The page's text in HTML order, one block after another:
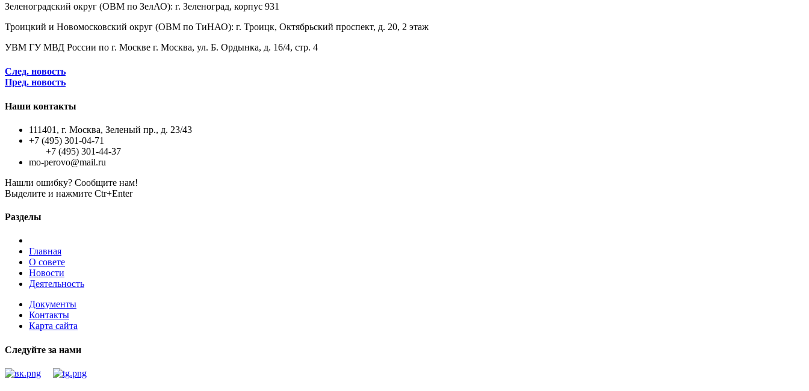
Зеленоградский округ (ОВМ по ЗелАО): г. Зеленоград, корпус 931
Троицкий и Новомосковский округ (ОВМ по ТиНАО): г. Троицк, Октябрьский проспект, д. 20, 2 этаж
УВМ ГУ МВД России по г. Москве г. Москва, ул. Б. Ордынка, д. 16/4, стр. 4
След. новость
Пред. новость
Наши контакты
111401, г. Москва, Зеленый пр., д. 23/43
+7 (495) 301-04-71
+7 (495) 301-44-37
mo-perovo@mail.ru
Нашли ошибку? Сообщите нам!
Выделите и нажмите Ctr+Enter
Разделы
Главная
О совете
Новости
Деятельность
Документы
Контакты
Карта сайта
Следуйте за нами